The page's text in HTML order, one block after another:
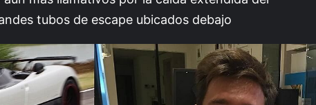
tubos de escape ubicados debajo